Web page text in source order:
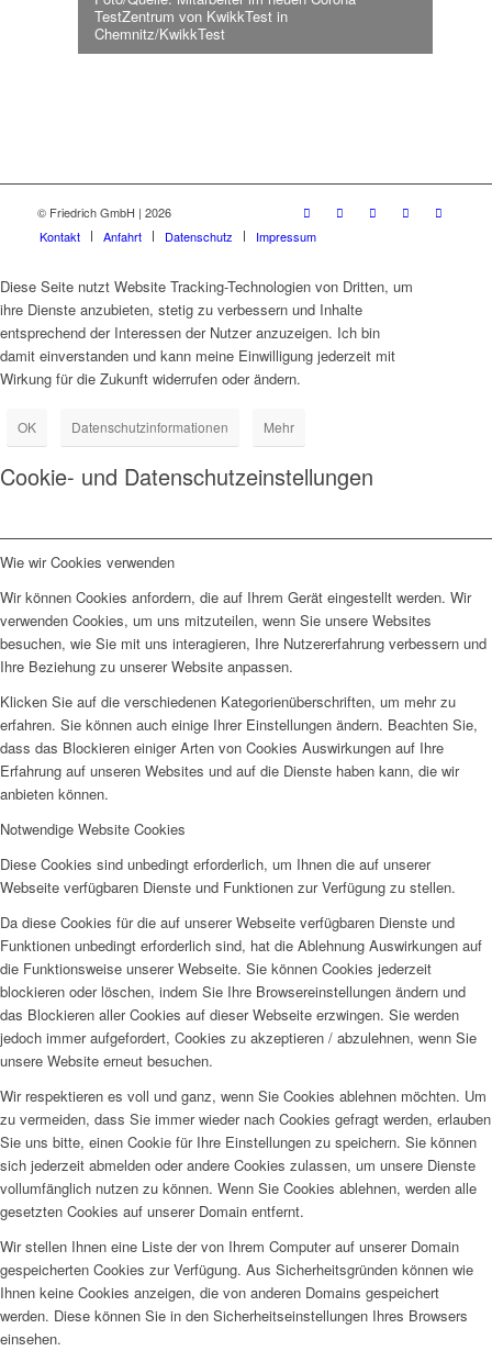
TestZentrum von KwikkTest in
Chemnitz/KwikkTest
© Friedrich GmbH | 2026
Kontakt
Anfahrt Datenschutz Impressum
Diese Seite nutzt Website Tracking-Technologien von Dritten, um
ihre Dienste anzubieten, stetig zu verbessern und Inhalte
entsprechend der Interessen der Nutzer anzuzeigen. Ich bin
damit einverstanden und kann meine Einwilligung jederzeit mit
Wirkung für die Zukunft widerrufen oder ändern.
OK Datenschutzinformationen Mehr
Cookie- und Datenschutzeinstellungen
Wie wir Cookies verwenden
Wir können Cookies anfordern, die auf Ihrem Gerät eingestellt werden. Wir
verwenden Cookies, um uns mitzuteilen, wenn Sie unsere Websites
besuchen, wie Sie mit uns interagieren, Ihre Nutzererfahrung verbessern und
Ihre Beziehung zu unserer Website anpassen.
Klicken Sie auf die verschiedenen Kategorienüberschriften, um mehr zu
erfahren. Sie können auch einige Ihrer Einstellungen ändern. Beachten Sie,
dass das Blockieren einiger Arten von Cookies Auswirkungen auf Ihre
Erfahrung auf unseren Websites und auf die Dienste haben kann, die wir
anbieten können.
Notwendige Website Cookies
Diese Cookies sind unbedingt erforderlich, um Ihnen die auf unserer
Webseite verfügbaren Dienste und Funktionen zur Verfügung zu stellen.
Da diese Cookies für die auf unserer Webseite verfügbaren Dienste und
Funktionen unbedingt erforderlich sind, hat die Ablehnung Auswirkungen auf
die Funktionsweise unserer Webseite. Sie können Cookies jederzeit
blockieren oder löschen, indem Sie Ihre Browsereinstellungen ändern und
das Blockieren aller Cookies auf dieser Webseite erzwingen. Sie werden
jedoch immer aufgefordert, Cookies zu akzeptieren / abzulehnen, wenn Sie
unsere Website erneut besuchen.
Wir respektieren es voll und ganz, wenn Sie Cookies ablehnen möchten. Um
zu vermeiden, dass Sie immer wieder nach Cookies gefragt werden, erlauben
Sie uns bitte, einen Cookie für Ihre Einstellungen zu speichern. Sie können
sich jederzeit abmelden oder andere Cookies zulassen, um unsere Dienste
vollumfänglich nutzen zu können. Wenn Sie Cookies ablehnen, werden alle
gesetzten Cookies auf unserer Domain entfernt.
Wir stellen Ihnen eine Liste der von Ihrem Computer auf unserer Domain
gespeicherten Cookies zur Verfügung. Aus Sicherheitsgründen können wie
Ihnen keine Cookies anzeigen, die von anderen Domains gespeichert
werden. Diese können Sie in den Sicherheitseinstellungen Ihres Browsers
einsehen.